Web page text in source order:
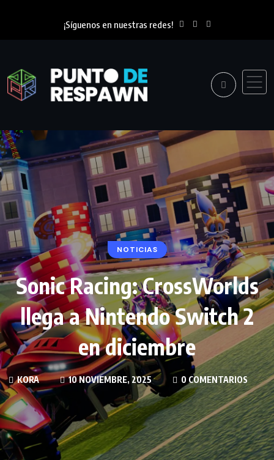
¡Síguenos en nuestras redes!
NOTICIAS
Sonic Racing: CrossWorlds
llega a Nintendo Switch 2
en diciembre
KORA 10 NOVIEMBRE, 2025 0 COMENTARIOS